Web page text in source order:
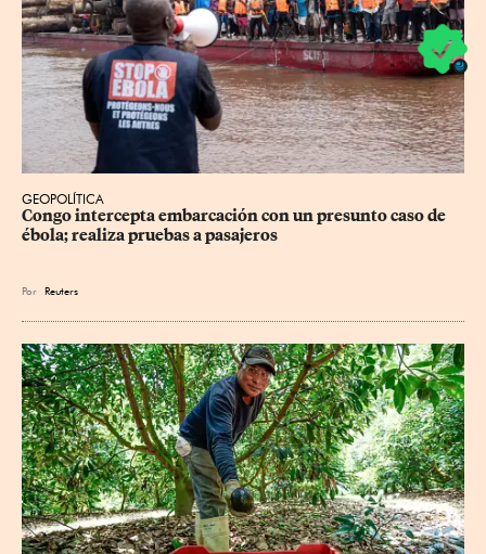
GEOPOLÍTICA
Congo intercepta embarcación con un presunto caso de
ébola; realiza pruebas a pasajeros
Por Reuters